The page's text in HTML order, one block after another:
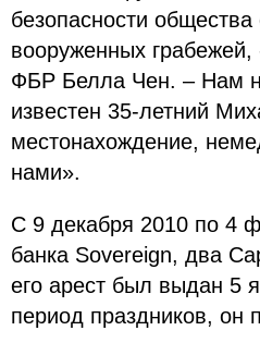
безопасности
вооруженных
ФБР Белла Чен. – Нам
известен 35-летний
местонахождение,
нами».
С 9 декабря 2010 по 4
банка Sovereign, два
его арест был выдан 5
период праздников,